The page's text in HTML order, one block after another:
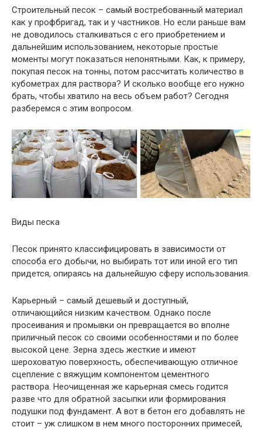
Строительный песок – самый востребованный материал
как у профбригад, так и у частников. Но если раньше вам
не доводилось сталкиваться с его приобретением и
дальнейшим использованием, некоторые простые
моменты могут показаться непонятными. Как, к примеру,
покупая песок на тонны, потом рассчитать количество в
кубометрах для раствора? И сколько вообще его нужно
брать, чтобы хватило на весь объем работ? Сегодня
разберемся с этим вопросом.
Виды песка
Песок принято классифицировать в зависимости от
способа его добычи, но выбирать тот или иной его тип
придется, опираясь на дальнейшую сферу использования.
Карьерный – самый дешевый и доступный,
отличающийся низким качеством. Однако после
просеивания и промывки он превращается во вполне
приличный песок со своими особенностями и по более
высокой цене. Зерна здесь жесткие и имеют
шероховатую поверхность, обеспечивающую отличное
сцепление с вяжущим компонентом цементного
раствора. Неочищенная же карьерная смесь годится
разве что для обратной засыпки или формирования
подушки под фундамент. А вот в бетон его добавлять не
стоит – уж слишком в нем много посторонних примесей,